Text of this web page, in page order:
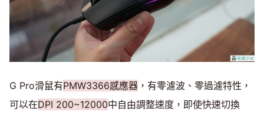
G Pro滑鼠有PMW3366感應器 ，有零濾波、零過濾特性，
可以在DPI 200~12000中自由調整速度，即使快速切換